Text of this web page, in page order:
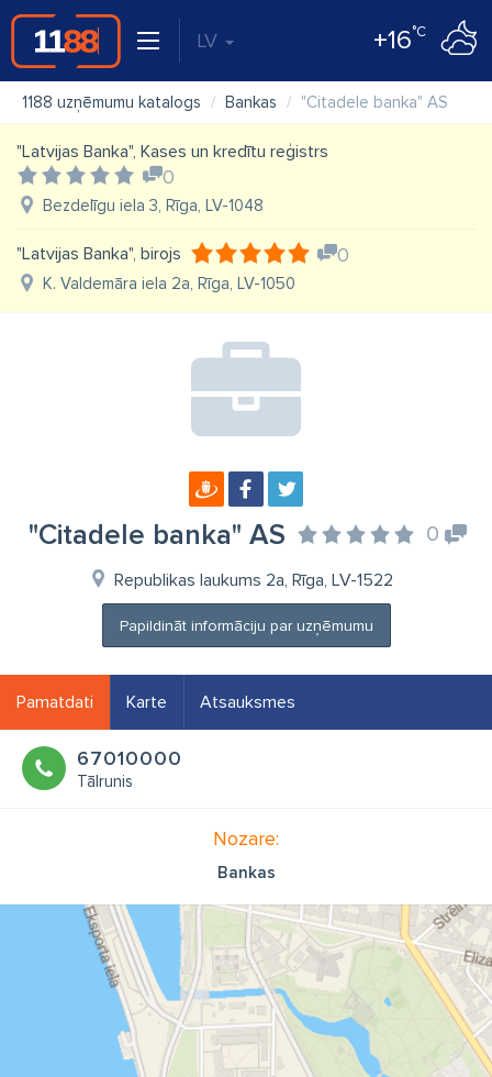
LV +16°C
1188 uzņēmumu katalogs Bankas "Citadele banka" AS
"Latvijas Banka", Kases un kredītu reģistrs
0
Bezdelīgu iela 3, Rīga, LV-1048
"Latvijas Banka", birojs 0
K. Valdemāra iela 2a, Rīga, LV-1050
"Citadele banka" AS 0
Republikas laukums 2a, Rīga, LV-1522
Papildināt informāciju par uzņēmumu
Pamatdati Karte Atsauksmes
67010000
Tālrunis
Nozare:
Bankas